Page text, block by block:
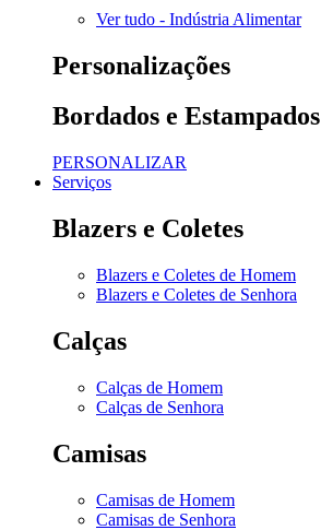
Ver tudo - Indústria Alimentar
Personalizações
Bordados e Estampados
PERSONALIZAR
Serviços
Blazers e Coletes
Blazers e Coletes de Homem
Blazers e Coletes de Senhora
Calças
Calças de Homem
Calças de Senhora
Camisas
Camisas de Homem
Camisas de Senhora